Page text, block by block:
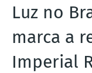
Luz no
marca a
Imperial